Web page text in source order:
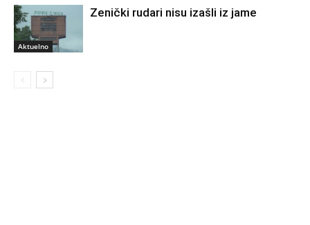
Aktuelno
Zenički rudari nisu izašli iz jame